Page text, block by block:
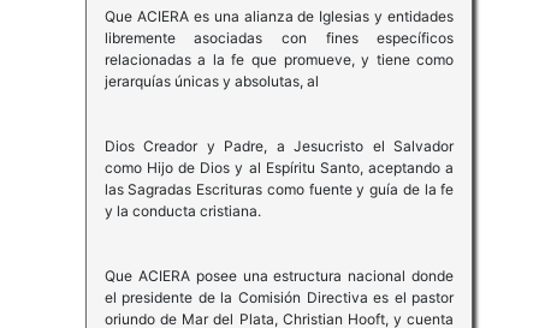
Que ACIERA es una alianza de Iglesias y entidades
libremente asociadas con fines específicos
relacionadas a la fe que promueve, y tiene como
jerarquías únicas y absolutas, al
Dios Creador y Padre, a Jesucristo el Salvador
como Hijo de Dios y al Espíritu Santo, aceptando a
las Sagradas Escrituras como fuente y guía de la fe
y la conducta cristiana.
Que ACIERA posee una estructura nacional donde
el presidente de la Comisión Directiva es el pastor
oriundo de Mar del Plata, Christian Hooft, y cuenta